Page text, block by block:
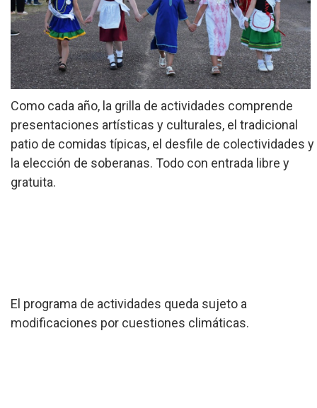
»
Espectáculos
»
Internacionales
»
Judiciales
»
Política
Como cada año, la grilla de actividades comprende
presentaciones artísticas y culturales, el tradicional
patio de comidas típicas, el desfile de colectividades y
la elección de soberanas. Todo con entrada libre y
gratuita.
El programa de actividades queda sujeto a
modificaciones por cuestiones climáticas.